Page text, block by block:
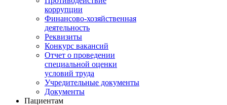
коррупции
Финансово-хозяйственная
деятельность
Реквизиты
Конкурс вакансий
Отчет о проведении
специальной оценки
условий труда
Учредительные документы
Документы
Пациентам